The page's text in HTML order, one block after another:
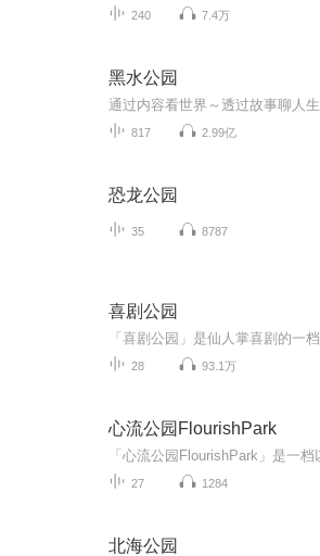
240 7.4万
黑水公园
通过内容看世界～透过故事聊人生
817 2.99亿
恐龙公园
35 8787
喜剧公园
28 93.1万
心流公园FlourishPark
27 1284
北海公园